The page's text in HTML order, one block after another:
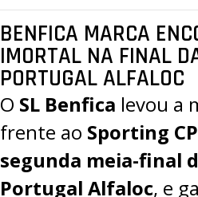
BENFICA MARCA
IMORTAL NA FINAL
PORTUGAL ALFALOC
O SL Benfica levou a
frente ao Sporting CP
segunda meia-final
Portugal Alfaloc, e